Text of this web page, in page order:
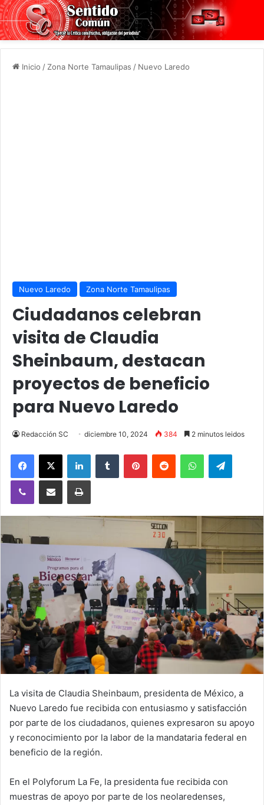
Inicio / Zona Norte Tamaulipas / Nuevo Laredo
Nuevo Laredo Zona Norte Tamaulipas
Ciudadanos celebran
visita de Claudia
Sheinbaum, destacan
proyectos de beneficio
para Nuevo Laredo
Redacción SC diciembre 10, 2024 384 2 minutos leidos
Facebook
X LinkedInTumblr PinterestReddit WhatsApp
Viber Compartir vía email Imprimir
La visita de Claudia Sheinbaum, presidenta de México, a
Nuevo Laredo fue recibida con entusiasmo y satisfacción
por parte de los ciudadanos, quienes expresaron su apoyo
y reconocimiento por la labor de la mandataria federal en
beneficio de la región.
En el Polyforum La Fe, la presidenta fue recibida con
muestras de apoyo por parte de los neolaredenses,